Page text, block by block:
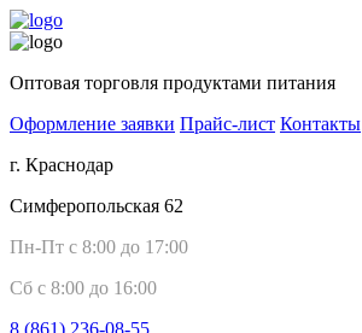
Оптовая торговля продуктами питания
Оформление заявки Прайс-лист Контакты
г. Краснодар
Симферопольская 62
Пн-Пт с 8:00 до 17:00
Сб с 8:00 до 16:00
8 (861) 236-08-55